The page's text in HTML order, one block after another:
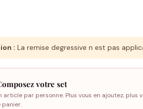
: La remise degressive n est pas
votre set
article par personne. Plus vous en ajoutez, plus